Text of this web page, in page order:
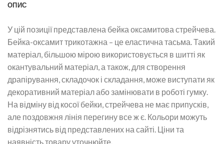
ОПИС
У цій позиції представлена бейка оксамитова стрейчева.
Бейка-оксамит трикотажна – це еластична тасьма. Такий
матеріал, більшою мірою використовується в шитті як
окантувальний матеріал, а також, для створення
драпірування, складочок і складання, може виступати як
декоративний матеріал або замінювати в роботі гумку.
На відміну від косої бейки, стрейчева не має припусків,
але поздовжня лінія перегину все ж є. Кольори можуть
відрізнятись від представлених на сайті. Ціни та
наявність товару уточнюйте.